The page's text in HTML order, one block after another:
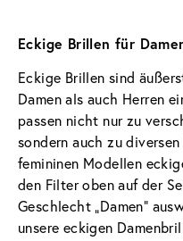
Eckige Brillen für
Eckige Brillen sind
Damen als auch Herren
passen nicht nur zu
sondern auch zu
femininen Modellen
den Filter oben auf der
Geschlecht „Damen"
unsere eckigen